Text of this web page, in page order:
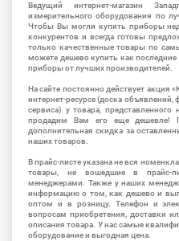
Ведущий интернет-магазин
измерительного оборудования по
Чтобы Вы могли купить приборы
конкурентов и всегда готовы
только качественные товары по
можете дешево купить как
приборы от лучших производителей.
На сайте постоянно действует акция
интернет-ресурсе (доска
сервиса) у товара,
продадим Вам его еще дешевле!
дополнительная скидка за
наших товаров.
В прайс-листе указана не вся
товары, не вошедшие в прайс-
менеджерами. Также у наших
информацию о том, как дешево и
оптом и в розницу. Телефон и
вопросам приобретения, доставки
описания товара. У нас самые
оборудование и выгодная цена.